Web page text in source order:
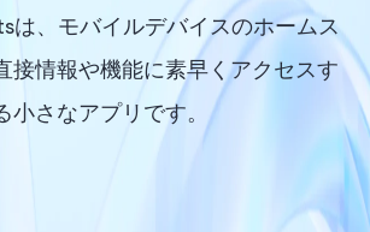
は、モバイルデバイスのホームス
接情報や機能に素早くアクセスす
小さなアプリです。